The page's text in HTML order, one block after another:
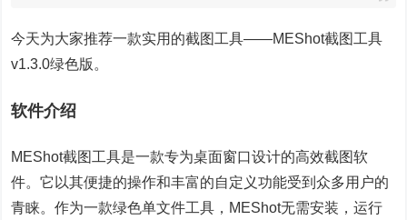
今天为大家推荐一款实用的截图工具——MEShot截图工具
v1.3.0绿色版。
软件介绍
MEShot截图工具是一款专为桌面窗口设计的高效截图软
件。它以其便捷的操作和丰富的自定义功能受到众多用户的
青睐。作为一款绿色单文件工具，MEShot无需安装，运行